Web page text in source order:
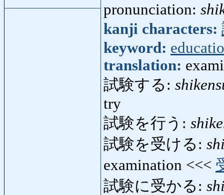
pronunciation:
kanji characters:
keyword:
translation:
試験する:
try
試験を行う:
試験を受ける:
examination <<<
試験に受かる: